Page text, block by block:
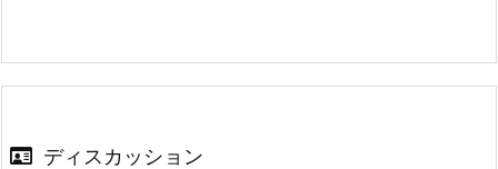
ディスカッション